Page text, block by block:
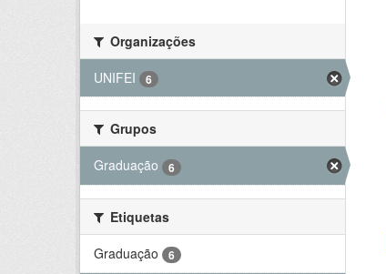
Organizações
UNIFEI
6
Grupos
Graduação
6
Etiquetas
Graduação
6